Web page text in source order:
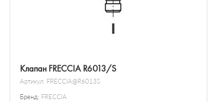
Клапан FRECCIA R6013/S
Артикул: FRECCIA@R6013S
Бренд: FRECCIA